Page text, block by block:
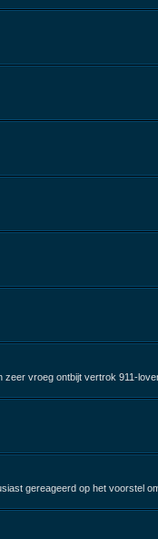
vroeg ontbijt vertrok 911-
gereageerd op het voorstel